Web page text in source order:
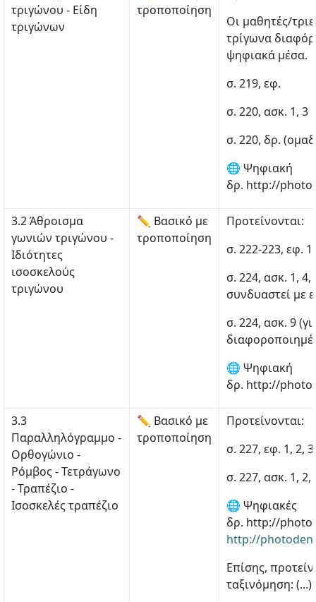
τριγώνου - Είδη
τριγώνων
τροποποίηση
Οι μαθητές/
τρίγωνα
ψηφιακά μέσα.
σ. 219, εφ.
σ. 220, ασκ. 1, 3
σ. 220, δρ.
🌐 Ψηφιακή
δρ. http://
3.2 Άθροισμα
γωνιών τριγώνου -
Ιδιότητες
ισοσκελούς
τριγώνου
✏ Βασικό με
τροποποίηση
Προτείνονται:
σ. 222-223, εφ.
σ. 224, ασκ. 1,
συνδυαστεί με
σ. 224, ασκ. 9
🌐 Ψηφιακή
δρ. http://
3.3
Παραλληλόγραμμο -
Ορθογώνιο -
Ρόμβος - Τετράγωνο
- Τραπέζιο -
Ισοσκελές τραπέζιο
✏ Βασικό με
τροποποίηση
Προτείνονται:
σ. 227, εφ. 1, 2, 3
σ. 227, ασκ. 1, 2,
🌐 Ψηφιακές
δρ. http://
http://
Επίσης,
ταξινόμηση: (...)